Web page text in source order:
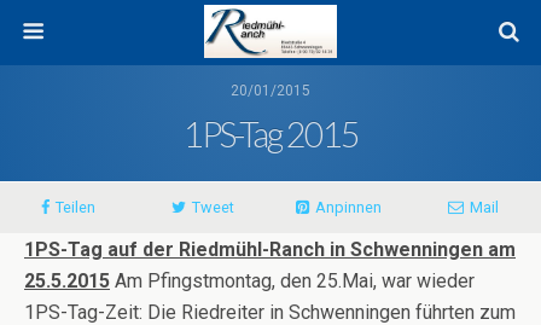
20/01/2015
1PS-Tag 2015
Teilen Tweet Anpinnen Mail
1PS-Tag auf der Riedmühl-Ranch in Schwenningen am
25.5.2015 Am Pfingstmontag, den 25.Mai, war wieder
1PS-Tag-Zeit: Die Riedreiter in Schwenningen führten zum